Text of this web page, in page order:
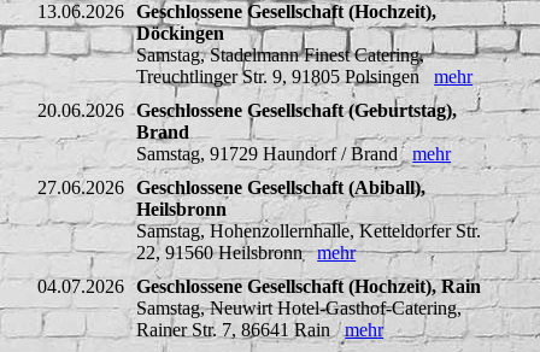
13.06.2026
Geschlossene Gesellschaft (Hochzeit),
Döckingen
Samstag, Stadelmann Finest Catering,
Treuchtlinger Str. 9, 91805 Polsingenmehr
20.06.2026
Geschlossene Gesellschaft (Geburtstag),
Brand
Samstag, 91729 Haundorf / Brandmehr
27.06.2026
Geschlossene Gesellschaft (Abiball),
Heilsbronn
Samstag, Hohenzollernhalle, Ketteldorfer Str.
22, 91560 Heilsbronnmehr
04.07.2026
Geschlossene Gesellschaft (Hochzeit), Rain
Samstag, Neuwirt Hotel-Gasthof-Catering,
Rainer Str. 7, 86641 Rainmehr